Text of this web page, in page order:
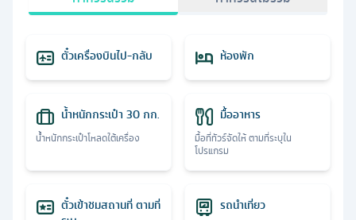
ตั๋วเครื่องบินไป-กลับ ห้องพัก
น้ำหนักกระเป๋า 30 กก.
น้ำหนักกระเป๋าโหลดใต้เครื่อง
มื้ออาหาร
มื้อที่ทัวร์จัดให้ ตามที่ระบุใน
โปรแกรม
ตั๋วเข้าชมสถานที่ ตามที่
รถนำเที่ยว